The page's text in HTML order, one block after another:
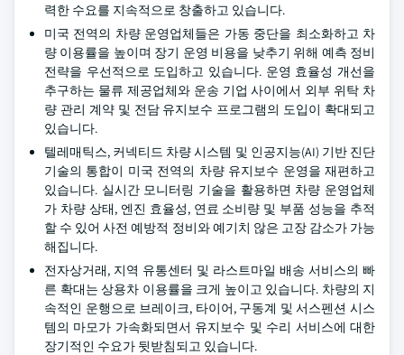
력한 수요를 지속적으로 창출하고 있습니다.
미국 전역의 차량 운영업체들은 가동 중단을 최소화하고 차
량 이용률을 높이며 장기 운영 비용을 낮추기 위해 예측 정비
전략을 우선적으로 도입하고 있습니다. 운영 효율성 개선을
추구하는 물류 제공업체와 운송 기업 사이에서 외부 위탁 차
량 관리 계약 및 전담 유지보수 프로그램의 도입이 확대되고
있습니다.
텔레매틱스, 커넥티드 차량 시스템 및 인공지능(AI) 기반 진단
기술의 통합이 미국 전역의 차량 유지보수 운영을 재편하고
있습니다. 실시간 모니터링 기술을 활용하면 차량 운영업체
가 차량 상태, 엔진 효율성, 연료 소비량 및 부품 성능을 추적
할 수 있어 사전 예방적 정비와 예기치 않은 고장 감소가 가능
해집니다.
전자상거래, 지역 유통센터 및 라스트마일 배송 서비스의 빠
른 확대는 상용차 이용률을 크게 높이고 있습니다. 차량의 지
속적인 운행으로 브레이크, 타이어, 구동계 및 서스펜션 시스
템의 마모가 가속화되면서 유지보수 및 수리 서비스에 대한
장기적인 수요가 뒷받침되고 있습니다.